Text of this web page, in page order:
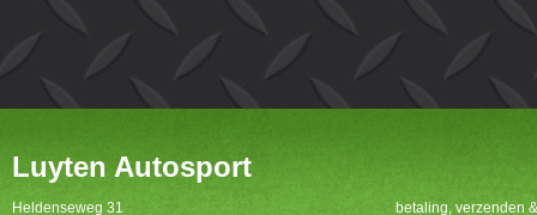
Luyten Autosport
Heldenseweg 31
betaling, verzenden